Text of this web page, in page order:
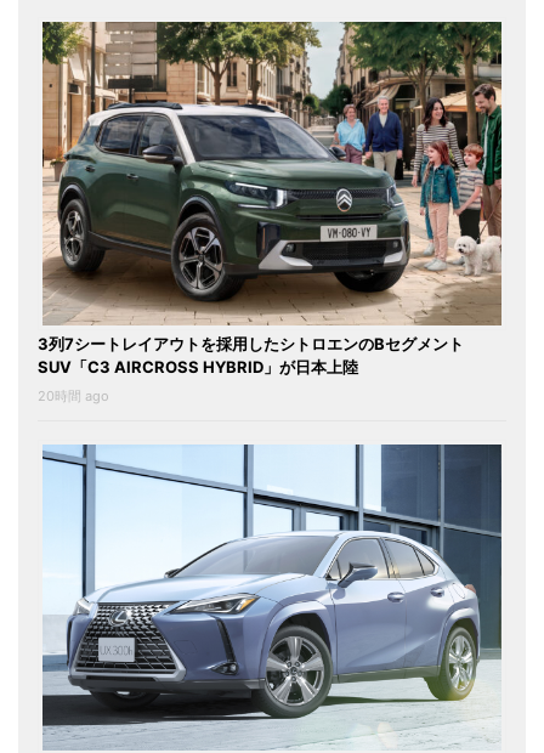
3列7シートレイアウトを採用したシトロエンのBセグメント
SUV「C3 AIRCROSS HYBRID」が日本上陸
20時間 ago